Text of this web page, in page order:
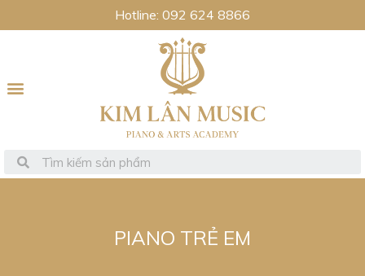
Hotline: 092 624 8866
PIANO TRẺ EM